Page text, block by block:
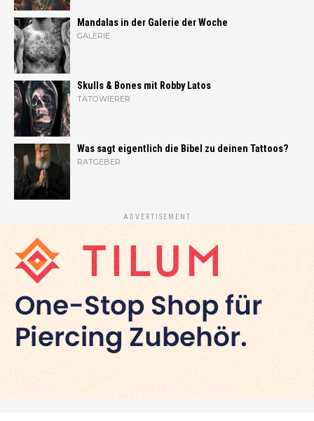
Mandalas in der Galerie der Woche
GALERIE
Skulls & Bones mit Robby Latos
TÄTOWIERER
Was sagt eigentlich die Bibel zu deinen Tattoos?
RATGEBER
ADVERTISEMENT